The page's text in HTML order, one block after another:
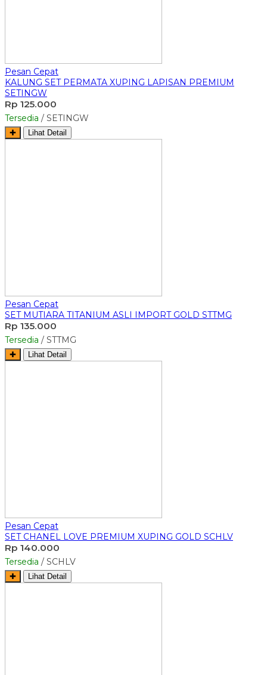
Pesan Cepat
KALUNG SET PERMATA XUPING LAPISAN PREMIUM
SETINGW
Rp 125.000
Tersedia / SETINGW
✚ Lihat Detail
Pesan Cepat
SET MUTIARA TITANIUM ASLI IMPORT GOLD STTMG
Rp 135.000
Tersedia / STTMG
✚ Lihat Detail
Pesan Cepat
SET CHANEL LOVE PREMIUM XUPING GOLD SCHLV
Rp 140.000
Tersedia / SCHLV
✚ Lihat Detail